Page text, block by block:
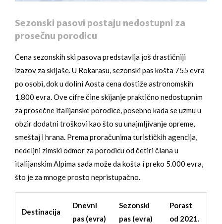
Sezonski pasovi postaju nedostupni za
prosečnu porodicu
Cena sezonskih ski pasova predstavlja još drastičniji
izazov za skijaše. U Rokarasu, sezonski pas košta 755 evra
po osobi, dok u dolini Aosta cena dostiže astronomskih
1.800 evra. Ove cifre čine skijanje praktično nedostupnim
za prosečne italijanske porodice, posebno kada se uzmu u
obzir dodatni troškovi kao što su unajmljivanje opreme,
smeštaj i hrana. Prema proračunima turističkih agencija,
nedeljni zimski odmor za porodicu od četiri člana u
italijanskim Alpima sada može da košta i preko 5.000 evra,
što je za mnoge prosto nepristupačno.
Destinacija
Dnevni
pas (evra)
Sezonski
pas (evra)
Porast
od 2021.